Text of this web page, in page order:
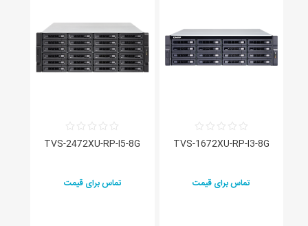
TVS-1672XU-RP-I3-8G
تماس برای قیمت
TVS-2472XU-RP-I5-8G
تماس برای قیمت